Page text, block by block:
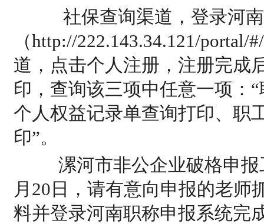
社保查询渠道，登录河南
（http://222.143.34.121/
道，点击个人注册，注册完成
印，查询该三项中任意一项：
个人权益记录单查询打印、职
印”。
漯河市非公企业破格申报
月20日，请有意向申报的老师
料并登录河南职称申报系统完